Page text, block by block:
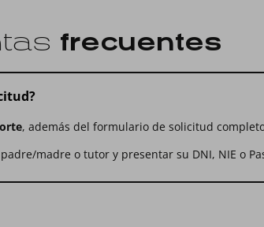
frecuentes
, además del formulario de solicitud
madre o tutor y presentar su DNI, NIE o